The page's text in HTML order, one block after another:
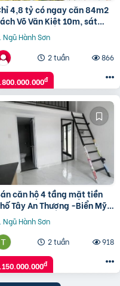
4,8 tỷ có ngay căn 84m2
Võ Văn Kiệt 10m, sát
Mỹ Khê, Đà Nẵng
Ngũ Hành Sơn
2 tuần
866
đ
căn hộ 4 tầng mặt tiền
Tây An Thượng -Biển Mỹ
Giá chỉ 6,15 tỷ
Ngũ Hành Sơn
2 tuần
918
đ